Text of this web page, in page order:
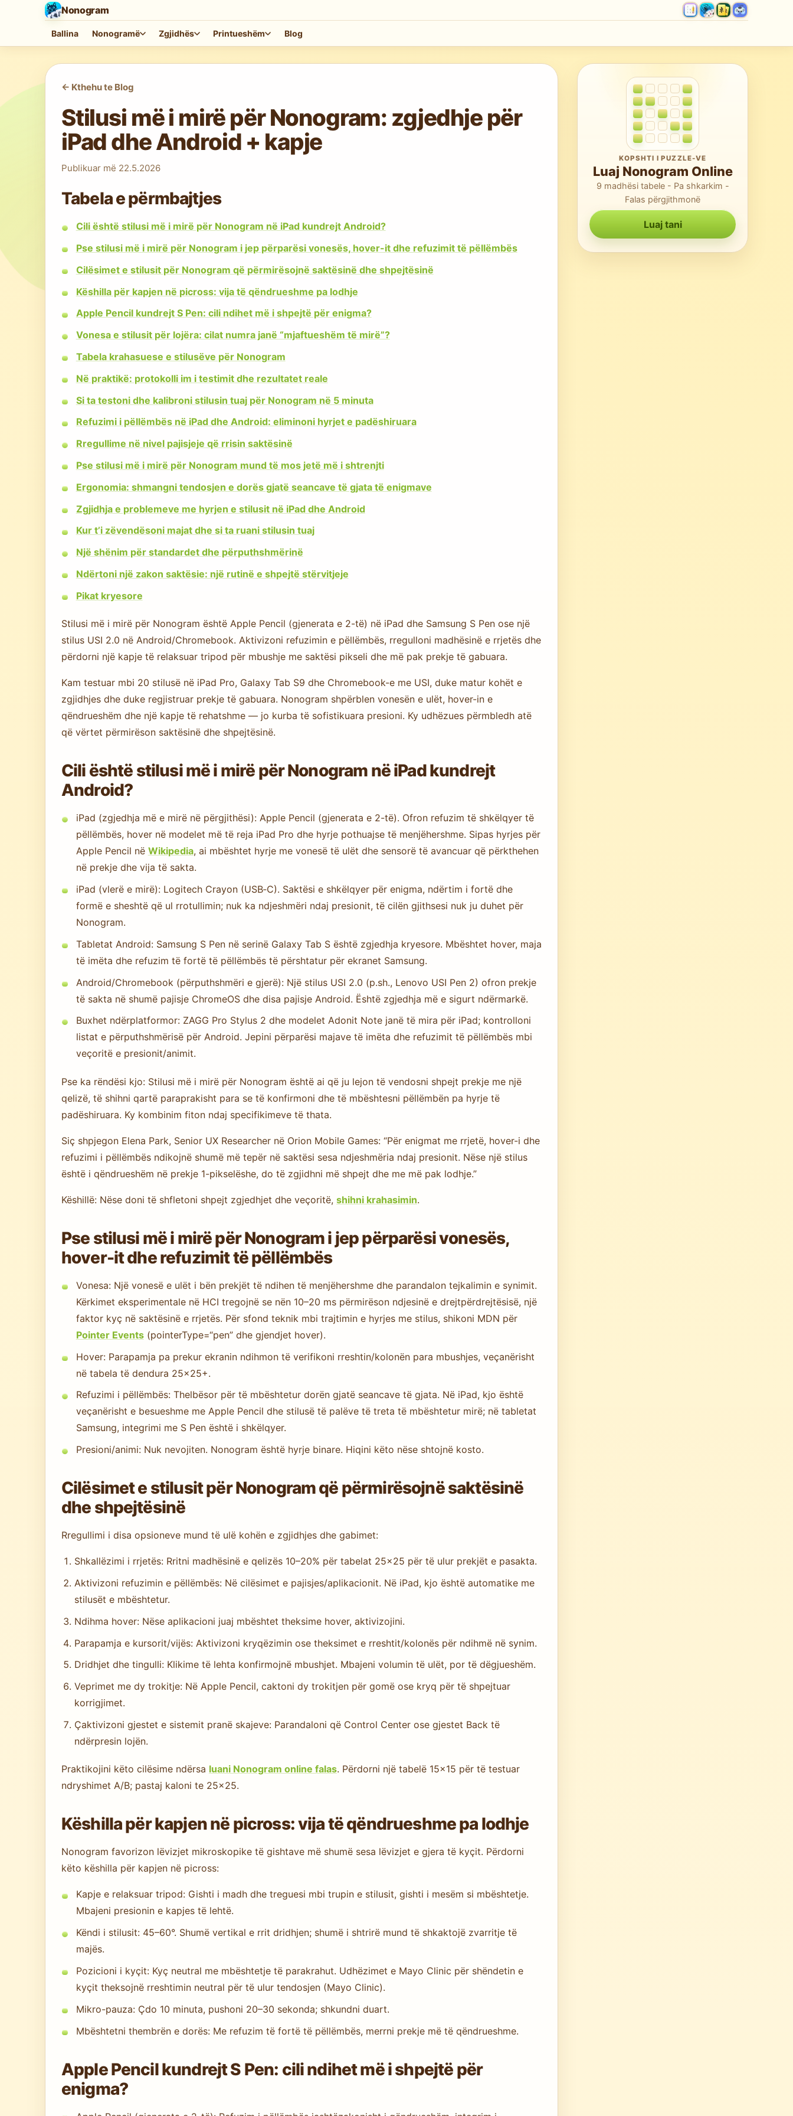
Nonogram
Ballina Nonogramë Zgjidhës Printueshëm Blog
<- Kthehu te Blog
Stilusi më i mirë për Nonogram: zgjedhje për
iPad dhe Android + kapje
Publikuar më 22.5.2026
Tabela e përmbajtjes
Cili është stilusi më i mirë për Nonogram në iPad kundrejt Android?
Pse stilusi më i mirë për Nonogram i jep përparësi vonesës, hover-it dhe refuzimit të pëllëmbës
Cilësimet e stilusit për Nonogram që përmirësojnë saktësinë dhe shpejtësinë
Këshilla për kapjen në picross: vija të qëndrueshme pa lodhje
Apple Pencil kundrejt S Pen: cili ndihet më i shpejtë për enigma?
Vonesa e stilusit për lojëra: cilat numra janë “mjaftueshëm të mirë”?
Tabela krahasuese e stilusëve për Nonogram
Në praktikë: protokolli im i testimit dhe rezultatet reale
Si ta testoni dhe kalibroni stilusin tuaj për Nonogram në 5 minuta
Refuzimi i pëllëmbës në iPad dhe Android: eliminoni hyrjet e padëshiruara
Rregullime në nivel pajisjeje që rrisin saktësinë
Pse stilusi më i mirë për Nonogram mund të mos jetë më i shtrenjti
Ergonomia: shmangni tendosjen e dorës gjatë seancave të gjata të enigmave
Zgjidhja e problemeve me hyrjen e stilusit në iPad dhe Android
Kur t’i zëvendësoni majat dhe si ta ruani stilusin tuaj
Një shënim për standardet dhe përputhshmërinë
Ndërtoni një zakon saktësie: një rutinë e shpejtë stërvitjeje
Pikat kryesore
Stilusi më i mirë për Nonogram është Apple Pencil (gjenerata e 2-të) në iPad dhe Samsung S Pen ose një
stilus USI 2.0 në Android/Chromebook. Aktivizoni refuzimin e pëllëmbës, rregulloni madhësinë e rrjetës dhe
përdorni një kapje të relaksuar tripod për mbushje me saktësi pikseli dhe më pak prekje të gabuara.
Kam testuar mbi 20 stilusë në iPad Pro, Galaxy Tab S9 dhe Chromebook-e me USI, duke matur kohët e
zgjidhjes dhe duke regjistruar prekje të gabuara. Nonogram shpërblen vonesën e ulët, hover-in e
qëndrueshëm dhe një kapje të rehatshme — jo kurba të sofistikuara presioni. Ky udhëzues përmbledh atë
që vërtet përmirëson saktësinë dhe shpejtësinë.
Cili është stilusi më i mirë për Nonogram në iPad kundrejt
Android?
iPad (zgjedhja më e mirë në përgjithësi): Apple Pencil (gjenerata e 2-të). Ofron refuzim të shkëlqyer të
pëllëmbës, hover në modelet më të reja iPad Pro dhe hyrje pothuajse të menjëhershme. Sipas hyrjes për
Apple Pencil në Wikipedia, ai mbështet hyrje me vonesë të ulët dhe sensorë të avancuar që përkthehen
në prekje dhe vija të sakta.
iPad (vlerë e mirë): Logitech Crayon (USB‑C). Saktësi e shkëlqyer për enigma, ndërtim i fortë dhe
formë e sheshtë që ul rrotullimin; nuk ka ndjeshmëri ndaj presionit, të cilën gjithsesi nuk ju duhet për
Nonogram.
Tabletat Android: Samsung S Pen në serinë Galaxy Tab S është zgjedhja kryesore. Mbështet hover, maja
të imëta dhe refuzim të fortë të pëllëmbës të përshtatur për ekranet Samsung.
Android/Chromebook (përputhshmëri e gjerë): Një stilus USI 2.0 (p.sh., Lenovo USI Pen 2) ofron prekje
të sakta në shumë pajisje ChromeOS dhe disa pajisje Android. Është zgjedhja më e sigurt ndërmarkë.
Buxhet ndërplatformor: ZAGG Pro Stylus 2 dhe modelet Adonit Note janë të mira për iPad; kontrolloni
listat e përputhshmërisë për Android. Jepini përparësi majave të imëta dhe refuzimit të pëllëmbës mbi
veçoritë e presionit/animit.
Pse ka rëndësi kjo: Stilusi më i mirë për Nonogram është ai që ju lejon të vendosni shpejt prekje me një
qelizë, të shihni qartë paraprakisht para se të konfirmoni dhe të mbështesni pëllëmbën pa hyrje të
padëshiruara. Ky kombinim fiton ndaj specifikimeve të thata.
Siç shpjegon Elena Park, Senior UX Researcher në Orion Mobile Games: “Për enigmat me rrjetë, hover-i dhe
refuzimi i pëllëmbës ndikojnë shumë më tepër në saktësi sesa ndjeshmëria ndaj presionit. Nëse një stilus
është i qëndrueshëm në prekje 1-pikselëshe, do të zgjidhni më shpejt dhe me më pak lodhje.”
Këshillë: Nëse doni të shfletoni shpejt zgjedhjet dhe veçoritë, shihni krahasimin.
Pse stilusi më i mirë për Nonogram i jep përparësi vonesës,
hover-it dhe refuzimit të pëllëmbës
Vonesa: Një vonesë e ulët i bën prekjët të ndihen të menjëhershme dhe parandalon tejkalimin e synimit.
Kërkimet eksperimentale në HCI tregojnë se nën 10–20 ms përmirëson ndjesinë e drejtpërdrejtësisë, një
faktor kyç në saktësinë e rrjetës. Për sfond teknik mbi trajtimin e hyrjes me stilus, shikoni MDN për
Pointer Events(pointerType=“pen” dhe gjendjet hover).
Hover: Parapamja pa prekur ekranin ndihmon të verifikoni rreshtin/kolonën para mbushjes, veçanërisht
në tabela të dendura 25×25+.
Refuzimi i pëllëmbës: Thelbësor për të mbështetur dorën gjatë seancave të gjata. Në iPad, kjo është
veçanërisht e besueshme me Apple Pencil dhe stilusë të palëve të treta të mbështetur mirë; në tabletat
Samsung, integrimi me S Pen është i shkëlqyer.
Presioni/animi: Nuk nevojiten. Nonogram është hyrje binare. Hiqini këto nëse shtojnë kosto.
Cilësimet e stilusit për Nonogram që përmirësojnë saktësinë
dhe shpejtësinë
Rregullimi i disa opsioneve mund të ulë kohën e zgjidhjes dhe gabimet:
Shkallëzimi i rrjetës: Rritni madhësinë e qelizës 10–20% për tabelat 25×25 për të ulur prekjët e pasakta.
Aktivizoni refuzimin e pëllëmbës: Në cilësimet e pajisjes/aplikacionit. Në iPad, kjo është automatike me
stilusët e mbështetur.
Ndihma hover: Nëse aplikacioni juaj mbështet theksime hover, aktivizojini.
Parapamja e kursorit/vijës: Aktivizoni kryqëzimin ose theksimet e rreshtit/kolonës për ndihmë në synim.
Dridhjet dhe tingulli: Klikime të lehta konfirmojnë mbushjet. Mbajeni volumin të ulët, por të dëgjueshëm.
Veprimet me dy trokitje: Në Apple Pencil, caktoni dy trokitjen për gomë ose kryq për të shpejtuar
korrigjimet.
Çaktivizoni gjestet e sistemit pranë skajeve: Parandaloni që Control Center ose gjestet Back të
ndërpresin lojën.
Praktikojini këto cilësime ndërsa luani Nonogram online falas. Përdorni një tabelë 15×15 për të testuar
ndryshimet A/B; pastaj kaloni te 25×25.
Këshilla për kapjen në picross: vija të qëndrueshme pa lodhje
Nonogram favorizon lëvizjet mikroskopike të gishtave më shumë sesa lëvizjet e gjera të kyçit. Përdorni
këto këshilla për kapjen në picross:
Kapje e relaksuar tripod: Gishti i madh dhe treguesi mbi trupin e stilusit, gishti i mesëm si mbështetje.
Mbajeni presionin e kapjes të lehtë.
Këndi i stilusit: 45–60°. Shumë vertikal e rrit dridhjen; shumë i shtrirë mund të shkaktojë zvarritje të
majës.
Pozicioni i kyçit: Kyç neutral me mbështetje të parakrahut. Udhëzimet e Mayo Clinic për shëndetin e
kyçit theksojnë rreshtimin neutral për të ulur tendosjen (Mayo Clinic).
Mikro-pauza: Çdo 10 minuta, pushoni 20–30 sekonda; shkundni duart.
Mbështetni thembrën e dorës: Me refuzim të fortë të pëllëmbës, merrni prekje më të qëndrueshme.
Apple Pencil kundrejt S Pen: cili ndihet më i shpejtë për
enigma?
KOPSHTI I PUZZLE-VE
Luaj Nonogram Online
9 madhësi tabele - Pa shkarkim -
Falas përgjithmonë
Luaj tani